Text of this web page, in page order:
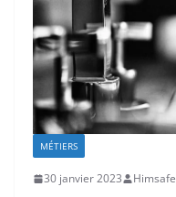
MÉTIERS
30 janvier 2023 Himsafe